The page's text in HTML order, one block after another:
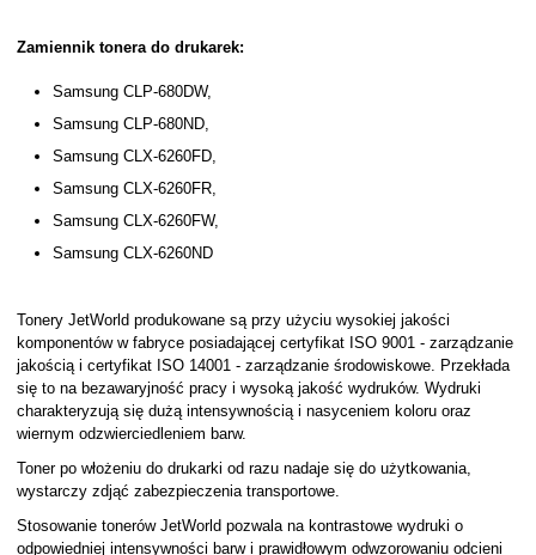
Zamiennik tonera do drukarek:
Samsung CLP-680DW,
Samsung CLP-680ND,
Samsung CLX-6260FD,
Samsung CLX-6260FR,
Samsung CLX-6260FW,
Samsung CLX-6260ND
Tonery JetWorld produkowane są przy użyciu wysokiej jakości
komponentów w fabryce posiadającej certyfikat ISO 9001 - zarządzanie
jakością i certyfikat ISO 14001 - zarządzanie środowiskowe. Przekłada
się to na bezawaryjność pracy i wysoką jakość wydruków. Wydruki
charakteryzują się dużą intensywnością i nasyceniem koloru oraz
wiernym odzwierciedleniem barw.
Toner po włożeniu do drukarki od razu nadaje się do użytkowania,
wystarczy zdjąć zabezpieczenia transportowe.
Stosowanie tonerów JetWorld pozwala na kontrastowe wydruki o
odpowiedniej intensywności barw i prawidłowym odwzorowaniu odcieni